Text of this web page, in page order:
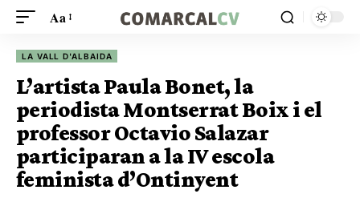
Aa
LA VALL D'ALBAIDA
L’artista Paula Bonet, la
periodista Montserrat Boix i el
professor Octavio Salazar
participaran a la IV escola
feminista d’Ontinyent